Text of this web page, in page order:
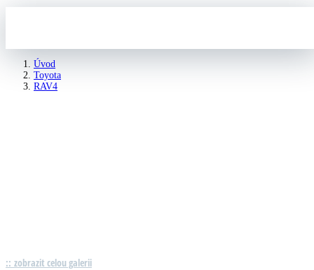
Úvod
Toyota
RAV4
:: zobrazit celou galerii